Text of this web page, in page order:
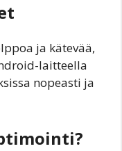
ja kätevää,
laitteella
nopeasti ja